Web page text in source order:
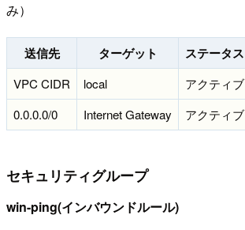
み）
送信先 ターゲット ステータス
VPC CIDR local
アクティブ
0.0.0.0/0
Internet Gateway アクティブ
セキュリティグループ
win-ping(インバウンドルール)